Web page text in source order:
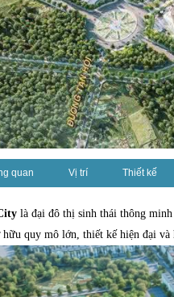
quan Vị trí Thiết kế
là đại đô thị sinh thái thông
quy mô lớn, thiết kế hiện đại